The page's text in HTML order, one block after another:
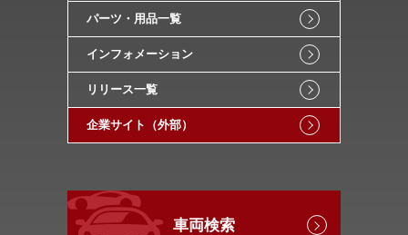
パーツ・用品一覧
インフォメーション
リリース一覧
企業サイト（外部）
車両検索